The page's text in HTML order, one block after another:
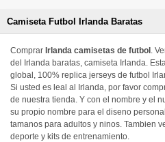
Camiseta Futbol Irlanda Baratas
Comprar Irlanda camisetas de futbol .
del Irlanda baratas, camiseta Irlanda.
global, 100% replica jerseys de futbol
Si usted es leal al Irlanda, por favor
de nuestra tienda. Y con el nombre y el
su propio nombre para el diseno
tamanos para adultos y ninos. Tambien
deporte y kits de entrenamiento.